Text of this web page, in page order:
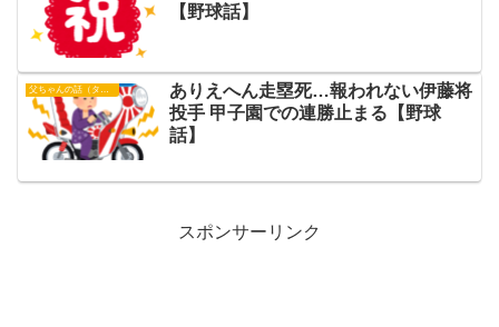
【野球話】
父ちゃんの話（タイガース）
ありえへん走塁死…報われない伊藤将
投手 甲子園での連勝止まる【野球
話】
スポンサーリンク